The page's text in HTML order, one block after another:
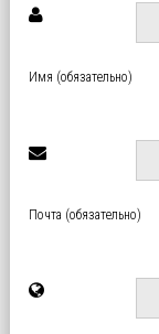
Имя (обязательно)
Почта (обязательно)